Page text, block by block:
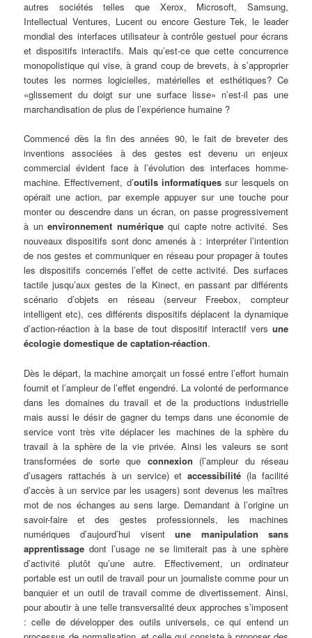
autres sociétés telles que Xerox, Microsoft, Samsung,
Intellectual Ventures, Lucent ou encore Gesture Tek, le leader
mondial des interfaces utilisateur à contrôle gestuel pour écrans
et dispositifs interactifs. Mais qu’est-ce que cette concurrence
monopolistique qui vise, à grand coup de brevets, à s’approprier
toutes les normes logicielles, matérielles et esthétiques? Ce
«glissement du doigt sur une surface lisse» n’est-il pas une
marchandisation de plus de l’expérience humaine ?
Commencé dès la fin des années 90, le fait de breveter des
inventions associées à des gestes est devenu un enjeux
commercial évident face à l’évolution des interfaces homme-
machine. Effectivement, d’outils informatiques sur lesquels on
opérait une action, par exemple appuyer sur une touche pour
monter ou descendre dans un écran, on passe progressivement
à unenvironnement numériquequi capte notre activité. Ses
nouveaux dispositifs sont donc amenés à : interpréter l’intention
de nos gestes et communiquer en réseau pour propager à toutes
les dispositifs concernés l’effet de cette activité. Des surfaces
tactile jusqu’aux gestes de la Kinect, en passant par différents
scénario d’objets en réseau (serveur Freebox, compteur
intelligent etc), ces différents dispositifs déplacent la dynamique
d’action-réaction à la base de tout dispositif interactif vers une
écologie domestique de captation-réaction.
Dès le départ, la machine amorçait un fossé entre l’effort humain
fournit et l’ampleur de l’effet engendré. La volonté de performance
dans les domaines du travail et de la productions industrielle
mais aussi le désir de gagner du temps dans une économie de
service vont très vite déplacer les machines de la sphère du
travail à la sphère de la vie privée. Ainsi les valeurs se sont
transformées de sorte que connexion (l’ampleur du réseau
d’usagers rattachés à un service) etaccessibilité (la facilité
d’accès à un service par les usagers) sont devenus les maîtres
mot de nos échanges au sens large. Demandant à l’origine un
savoir-faire et des gestes professionnels, les machines
numériques d’aujourd’hui visentune manipulation sans
apprentissage dont l’usage ne se limiterait pas à une sphère
d’activité plutôt qu’une autre. Effectivement, un ordinateur
portable est un outil de travail pour un journaliste comme pour un
banquier et un outil de travail comme de divertissement. Ainsi,
pour aboutir à une telle transversalité deux approches s’imposent
: celle de développer des outils universels, ce qui entend un